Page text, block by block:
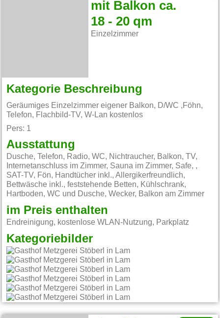
mit Balkon ca.
18 - 20 qm
Einzelzimmer
Kategorie Beschreibung
Geräumiges Einzelzimmer eigener Balkon, D/WC ,Föhn,
Telefon, Flachbild-TV, W-Lan kostenlos
Pers: 1
Ausstattung
Dusche, Telefon, Radio, WC, Nichtraucher, Balkon, TV,
Internetanschluss im Zimmer, Sauna im Zimmer, Safe, ,
SAT-TV, Fön, Handtücher inkl., Allergikerfreundlich,
Bettwäsche inkl., feststehende Betten, Kühlschrank,
Hartboden, WC und Dusche, Wecker, Balkon am Zimmer
im Preis enthalten
Endreinigung, kostenlose WLAN-Nutzung, Parkplatz
Kategoriebilder